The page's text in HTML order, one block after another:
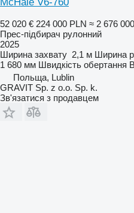
52 020 € 224 000 PLN ≈ 2 676
Прес-підбирач рулонний
2025
Ширина захвату 2,1 м Ширина
1 680 мм Швидкість обертання
Польща, Lublin
GRAVIT Sp. z o.o. Sp. k.
Зв'язатися з продавцем